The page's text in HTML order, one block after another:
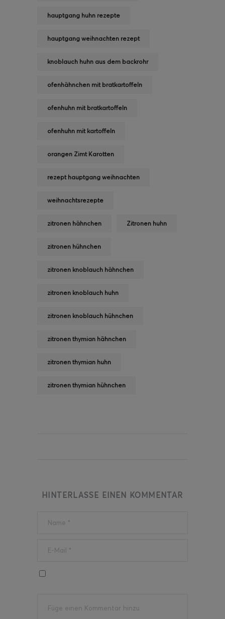
hauptgang huhn rezepte
hauptgang weihnachten rezept
knoblauch huhn aus dem backrohr
ofenhähnchen mit bratkartoffeln
ofenhuhn mit bratkartoffeln
ofenhuhn mit kartoffeln
orangen Zimt Karotten
rezept hauptgang weihnachten
weihnachtsrezepte
zitronen hähnchen Zitronen huhn
zitronen hühnchen
zitronen knoblauch hähnchen
zitronen knoblauch huhn
zitronen knoblauch hühnchen
zitronen thymian hähnchen
zitronen thymian huhn
zitronen thymian hühnchen
HINTERLASSE EINEN KOMMENTAR